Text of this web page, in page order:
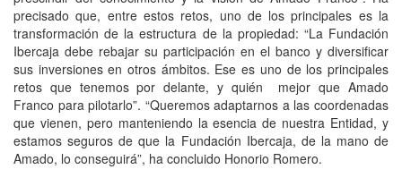
precisado que, entre estos retos, uno de los principales es la
transformación de la estructura de la propiedad: “La Fundación
Ibercaja debe rebajar su participación en el banco y diversificar
sus inversiones en otros ámbitos. Ese es uno de los principales
retos que tenemos por delante, y quién mejor que Amado
Franco para pilotarlo”. “Queremos adaptarnos a las coordenadas
que vienen, pero manteniendo la esencia de nuestra Entidad, y
estamos seguros de que la Fundación Ibercaja, de la mano de
Amado, lo conseguirá”, ha concluido Honorio Romero.